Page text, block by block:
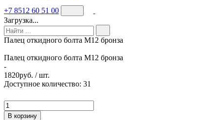
+7 8512 60 51 00
Загрузка...
Палец откидного болта М12 бронза
Палец откидного болта М12 бронза
-
1820руб. / шт.
Доступное количество: 31
В корзину